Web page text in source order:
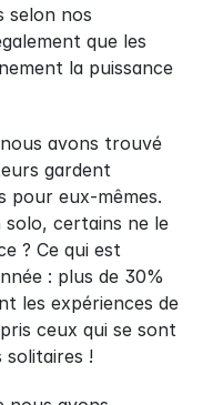
selon nos
que les
la puissance
avons trouvé
gardent
pour eux-mêmes.
solo, certains ne le
? Ce qui est
: plus de 30%
les expériences de
ceux qui se sont
!